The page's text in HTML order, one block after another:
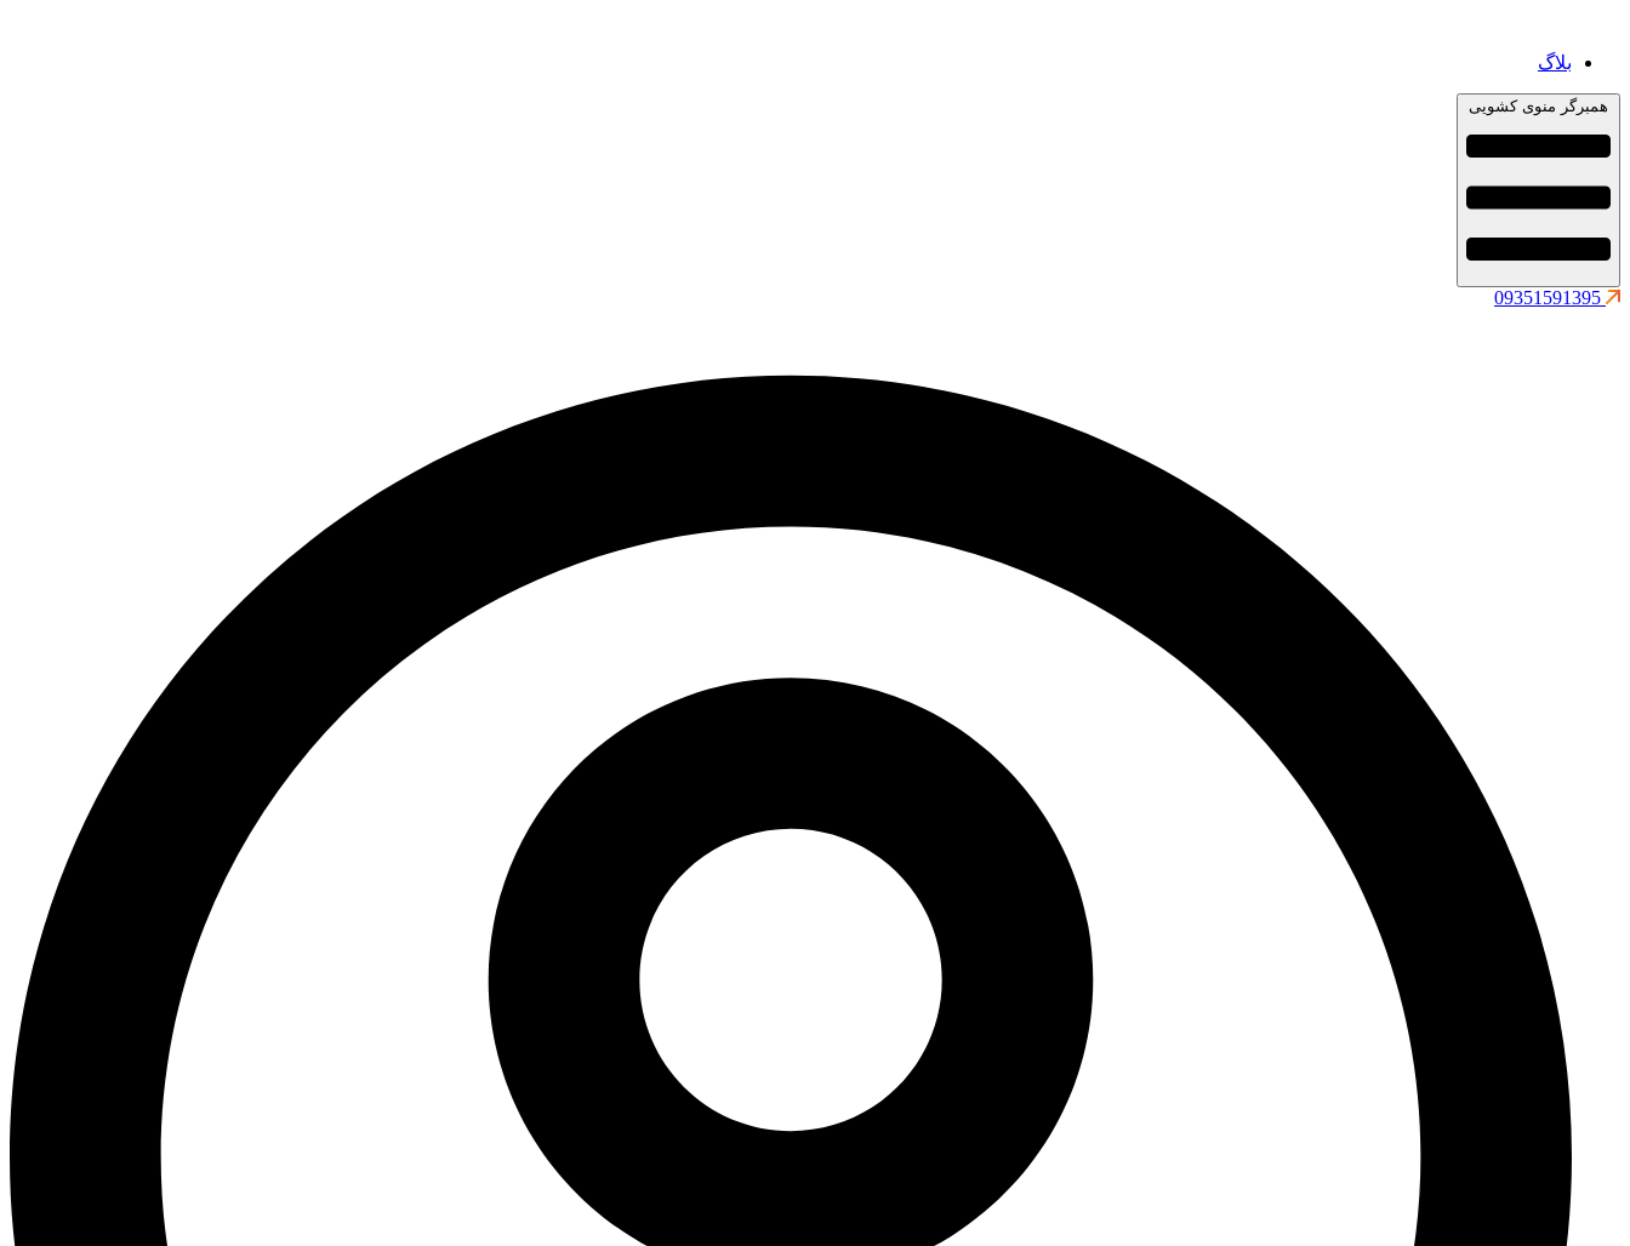
بلاگ
همبرگر منوی کشویی
09351591395